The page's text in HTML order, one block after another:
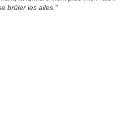
brûler les ailes."